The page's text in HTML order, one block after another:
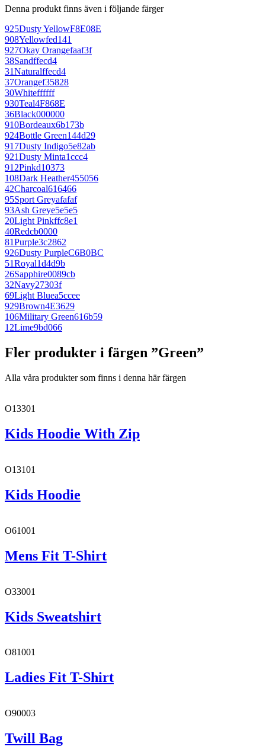
Denna produkt finns även i följande färger
925Dusty YellowF8E08E
908Yellowfed141
927Okay Orangefaaf3f
38Sandffecd4
31Naturalffecd4
37Orangef35828
30Whiteffffff
930Teal4F868E
36Black000000
910Bordeaux6b173b
924Bottle Green144d29
917Dusty Indigo5e82ab
921Dusty Minta1ccc4
912Pinkd10373
108Dark Heather455056
42Charcoal616466
95Sport Greyafafaf
93Ash Greye5e5e5
20Light Pinkffc8e1
40Redcb0000
81Purple3c2862
926Dusty PurpleC6B0BC
51Royal1d4d9b
26Sapphire0089cb
32Navy27303f
69Light Bluea5ccee
929Brown4E3629
106Military Green616b59
12Lime9bd066
Fler produkter i färgen ”Green”
Alla våra produkter som finns i denna här färgen
O13301
Kids Hoodie With Zip
O13101
Kids Hoodie
O61001
Mens Fit T-Shirt
O33001
Kids Sweatshirt
O81001
Ladies Fit T-Shirt
O90003
Twill Bag